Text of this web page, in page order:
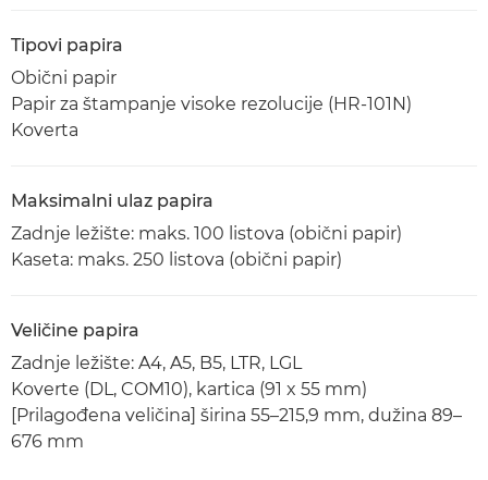
Tipovi papira
Obični papir
Papir za štampanje visoke rezolucije (HR-101N)
Koverta
Maksimalni ulaz papira
Zadnje ležište: maks. 100 listova (obični papir)
Kaseta: maks. 250 listova (obični papir)
Veličine papira
Zadnje ležište: A4, A5, B5, LTR, LGL
Koverte (DL, COM10), kartica (91 x 55 mm)
[Prilagođena veličina] širina 55–215,9 mm, dužina 89–
676 mm